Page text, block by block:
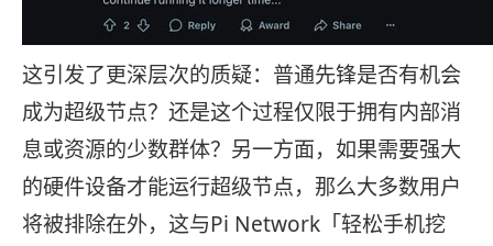
这引发了更深层次的质疑：普通先锋是否有机会
成为超级节点？还是这个过程仅限于拥有内部消
息或资源的少数群体？另一方面，如果需要强大
的硬件设备才能运行超级节点，那么大多数用户
将被排除在外，这与Pi Network「轻松手机挖